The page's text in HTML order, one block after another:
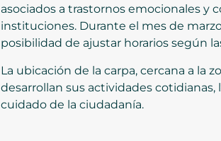
asociados a trastornos emocionales y
instituciones. Durante el mes de
posibilidad de ajustar horarios según
La ubicación de la carpa, cercana a la
desarrollan sus actividades
cuidado de la ciudadanía.